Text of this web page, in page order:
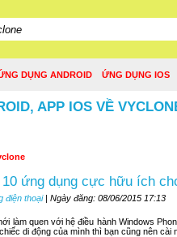
DỤNG ANDROID ỨNG DỤNG IOS
APP IOS VỀ
10 ứng dụng cực hữu ích
điện thoại| Ngày đăng: 08/06/2015 17:13
làm quen với hệ điều hành Windows
di động của mình thì bạn cũng nên cài